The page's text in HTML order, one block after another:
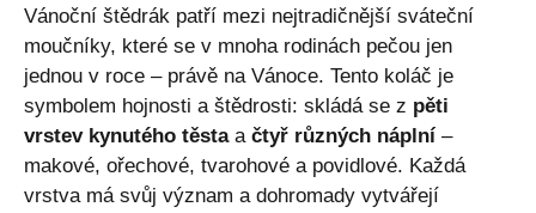
Vánoční štědrák patří mezi nejtradičnější sváteční
moučníky, které se v mnoha rodinách pečou jen
jednou v roce – právě na Vánoce. Tento koláč je
symbolem hojnosti a štědrosti: skládá se z pěti
vrstev kynutého těstaa čtyř různých náplní –
makové, ořechové, tvarohové a povidlové. Každá
vrstva má svůj význam a dohromady vytvářejí